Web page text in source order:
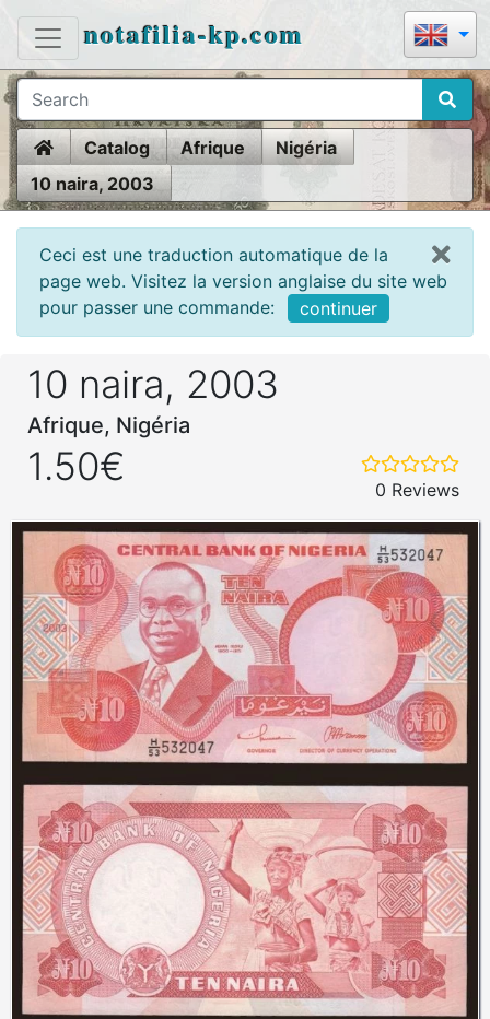
notafilia-kp.com
HomeCatalog Afrique
Nigéria
10 naira, 2003
Ceci est une traduction automatique de la
page web. Visitez la version anglaise du site web
pour passer une commande:
continuer
10 naira, 2003
Afrique, Nigéria
1.50€
0 Reviews